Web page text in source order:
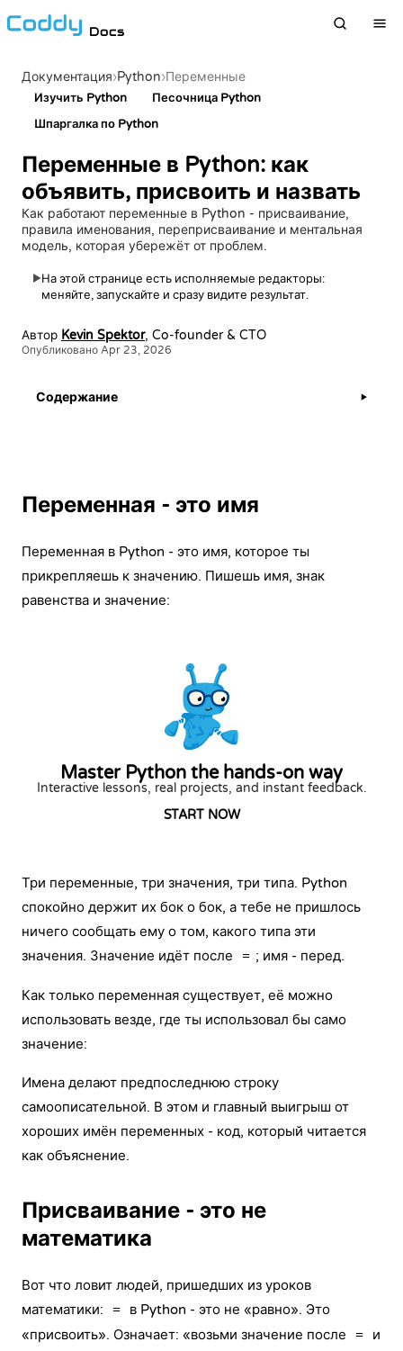
Docs
Документация›Python›Переменные
Изучить Python
Песочница Python
Шпаргалка по Python
Переменные в Python: как
объявить, присвоить и назвать
Как работают переменные в Python - присваивание,
правила именования, переприсваивание и ментальная
модель, которая убережёт от проблем.
▶На этой странице есть исполняемые редакторы:
меняйте, запускайте и сразу видите результат.
Автор Kevin Spektor, Co-founder & CTO
Опубликовано Apr 23, 2026
Переменная - это имя
Переменная в Python - это имя, которое ты
прикрепляешь к значению. Пишешь имя, знак
равенства и значение:
Master Python the hands-on way
Interactive lessons, real projects, and instant feedback.
START NOW
Три переменные, три значения, три типа. Python
спокойно держит их бок о бок, а тебе не пришлось
ничего сообщать ему о том, какого типа эти
значения. Значение идёт после
= ; имя - перед.
Как только переменная существует, её можно
использовать везде, где ты использовал бы само
значение:
Имена делают предпоследнюю строку
самоописательной. В этом и главный выигрыш от
хороших имён переменных - код, который читается
как объяснение.
Присваивание - это не
математика
Вот что ловит людей, пришедших из уроков
математики:
=
в Python - это не «равно». Это
«присвоить». Означает: «возьми значение после
=
и
Содержание ▶